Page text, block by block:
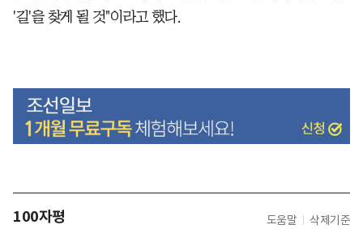
'길'을 찾게 될 것"이라고 했다.
100자평 도움말 삭제기준